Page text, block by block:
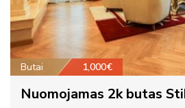
Butai 1,000€
Nuomojamas 2k butas